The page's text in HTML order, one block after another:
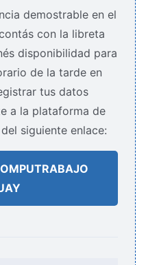
demostrable en el
con la libreta
disponibilidad para
de la tarde en
tus datos
a la plataforma de
siguiente enlace: